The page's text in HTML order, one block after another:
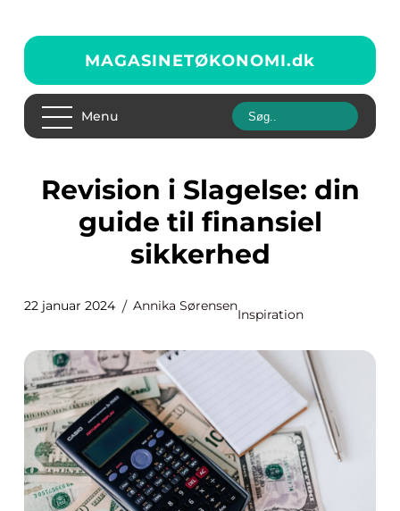
MAGASINETØKONOMI.dk
Menu
Revision i Slagelse: din
guide til finansiel
sikkerhed
22 januar 2024 Annika Sørensen
Inspiration